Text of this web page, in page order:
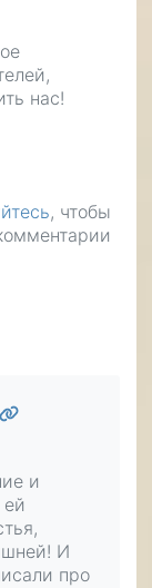
нас!
, чтобы
и
И
про